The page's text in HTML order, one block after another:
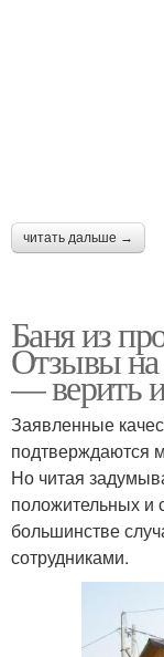
читать дальше →
Баня из
Отзывы на
— верить
Заявленные
подтверждаются
Но читая
положительных и
большинстве
сотрудниками.